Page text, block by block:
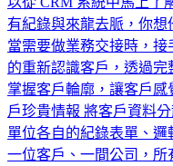
有紀錄與來龍去脈，你想
當需要做業務交接時，
的重新認識客戶，透過
掌握客戶輪廓，讓客戶
戶珍貴情報 將客戶資料
單位各自的紀錄表單、
一位客戶、一間公司，